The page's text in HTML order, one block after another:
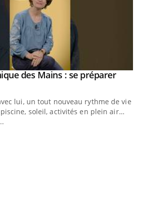
des Mains : se préparer
lui, un tout nouveau rythme de vie !
piscine, soleil, activités en plein air…